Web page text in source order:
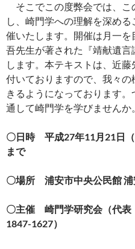
そこでこの度弊会では、こ
し、崎門学への理解を深め
催いたします。開催は月一
吾先生が著された『靖献遺
します。本テキストは、近
付いておりますので、我々
きるようになっております
通して崎門学を学びませんか。
〇日時 平成27年11月21日
まで
〇場所 浦安市中央公民館
〇主催 崎門学研究会（代表
1847-1627）